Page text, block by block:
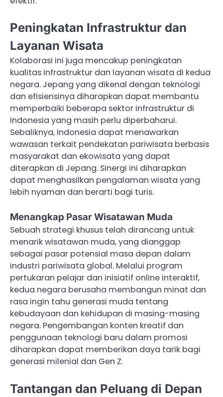
Peningkatan Infrastruktur dan
Layanan Wisata
Kolaborasi ini juga mencakup peningkatan
kualitas infrastruktur dan layanan wisata di kedua
negara. Jepang yang dikenal dengan teknologi
dan efisiensinya diharapkan dapat membantu
memperbaiki beberapa sektor infrastruktur di
Indonesia yang masih perlu diperbaharui.
Sebaliknya, Indonesia dapat menawarkan
wawasan terkait pendekatan pariwisata berbasis
masyarakat dan ekowisata yang dapat
diterapkan di Jepang. Sinergi ini diharapkan
dapat menghasilkan pengalaman wisata yang
lebih nyaman dan berarti bagi turis.
Menangkap Pasar Wisatawan Muda
Sebuah strategi khusus telah dirancang untuk
menarik wisatawan muda, yang dianggap
sebagai pasar potensial masa depan dalam
industri pariwisata global. Melalui program
pertukaran pelajar dan inisiatif online interaktif,
kedua negara berusaha membangun minat dan
rasa ingin tahu generasi muda tentang
kebudayaan dan kehidupan di masing-masing
negara. Pengembangan konten kreatif dan
penggunaan teknologi baru dalam promosi
diharapkan dapat memberikan daya tarik bagi
generasi milenial dan Gen Z.
Tantangan dan Peluang di Depan